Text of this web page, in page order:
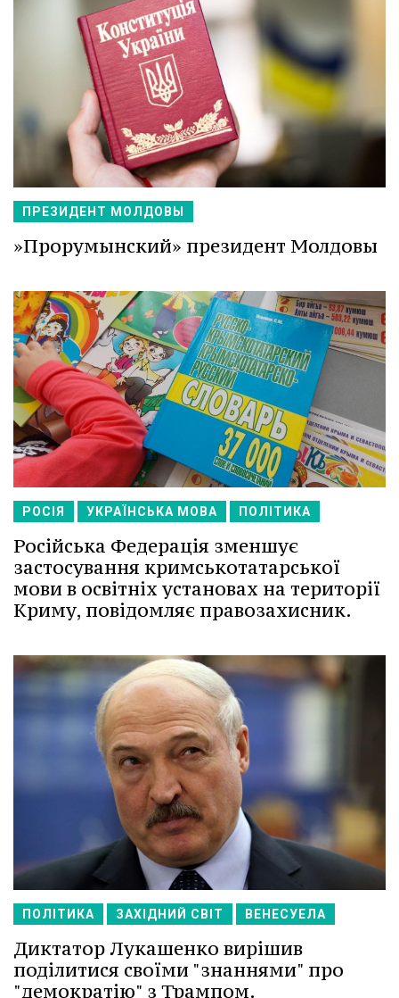
ПРЕЗИДЕНТ МОЛДОВЫ
»Прорумынский» президент Молдовы
РОСІЯ УКРАЇНСЬКА МОВА ПОЛІТИКА
Російська Федерація зменшує
застосування кримськотатарської
мови в освітніх установах на території
Криму, повідомляє правозахисник.
ПОЛІТИКА ЗАХІДНИЙ СВІТ ВЕНЕСУЕЛА
Диктатор Лукашенко вирішив
поділитися своїми "знаннями" про
"демократію" з Трампом.